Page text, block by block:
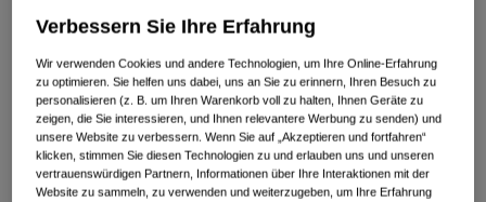
Goggles
Handschuhe
Ersatzteile
Alle anzeigen
Alle anzeigen
Verwendungszweck
All Mountain
Backcountry
Farben -Pow/Royal
ausgewählt
Größe
Verbessern Sie Ihre Erfahrung
Wir verwenden Cookies und andere Technologien, um Ihre Online-Erfahrung
zu optimieren. Sie helfen uns dabei, uns an Sie zu erinnern, Ihren Besuch zu
personalisieren (z. B. um Ihren Warenkorb voll zu halten, Ihnen Geräte zu
zeigen, die Sie interessieren, und Ihnen relevantere Werbung zu senden) und
unsere Website zu verbessern. Wenn Sie auf „Akzeptieren und fortfahren“
klicken, stimmen Sie diesen Technologien zu und erlauben uns und unseren
vertrauenswürdigen Partnern, Informationen über Ihre Interaktionen mit der
Website zu sammeln, zu verwenden und weiterzugeben, um Ihre Erfahrung